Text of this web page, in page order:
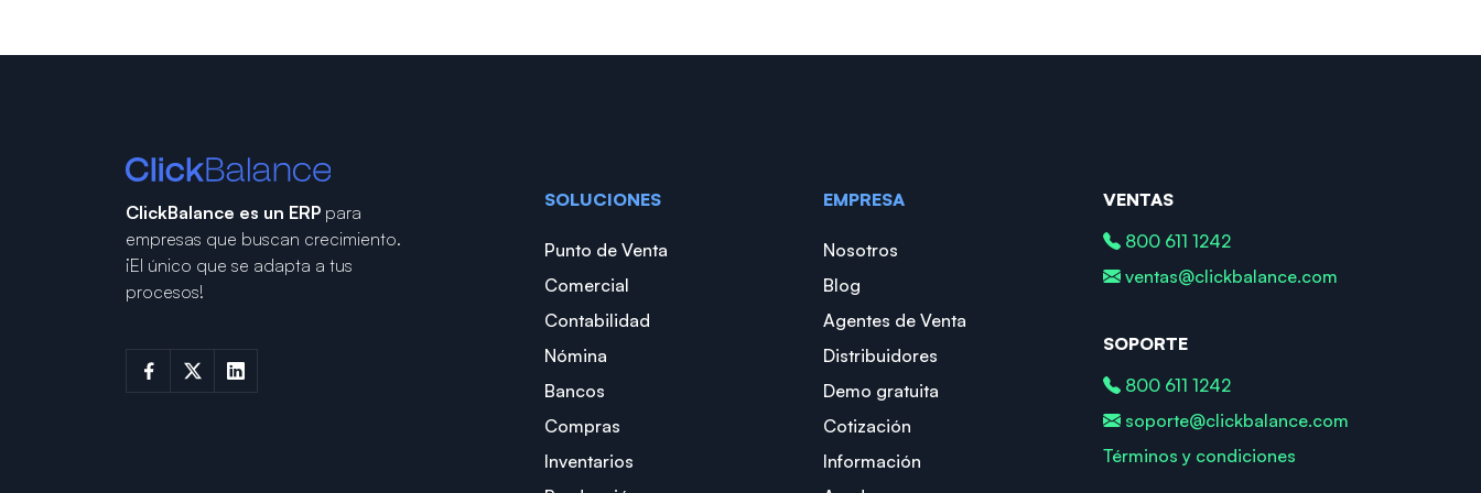
ClickBalance es un ERP para
empresas que buscan crecimiento.
¡El único que se adapta a tus
procesos!
SOLUCIONES
Punto de Venta
Comercial
Contabilidad
Nómina
Bancos
Compras
Inventarios
EMPRESA
Nosotros
Blog
Agentes de Venta
Distribuidores
Demo gratuita
Cotización
Información
VENTAS
800 611 1242
ventas@clickbalance.com
SOPORTE
800 611 1242
soporte@clickbalance.com
Términos y condiciones